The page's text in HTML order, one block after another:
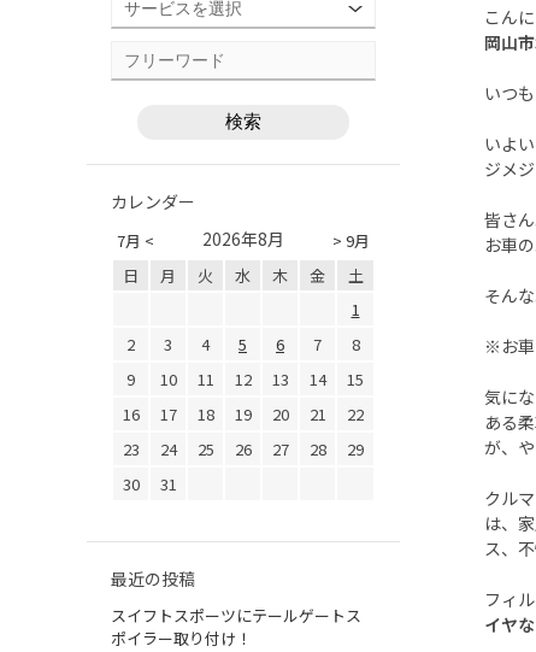
こん
岡山
いつ
いよ
ジメ
皆さ
お車
そん
※お車
気に
ある
が、
クル
は、
ス、
フィ
イヤ
カレンダー
7月 < > 9月
2026年8月
日 月 火 水 木 金
土
1
2
3 4 5 6 7
8
9
10 11 12 13 14
15
16
17 18 19 20 21
22
23
24 25 26 27 28
29
30
31
最近の投稿
スイフトスポーツにテールゲートス
ポイラー取り付け！